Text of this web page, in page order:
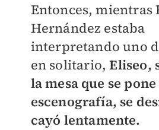
Entonces, mientras
Hernández estaba
interpretando uno
en solitario,Eliseo,
la mesa que se
escenografía, se
cayó lentamente.